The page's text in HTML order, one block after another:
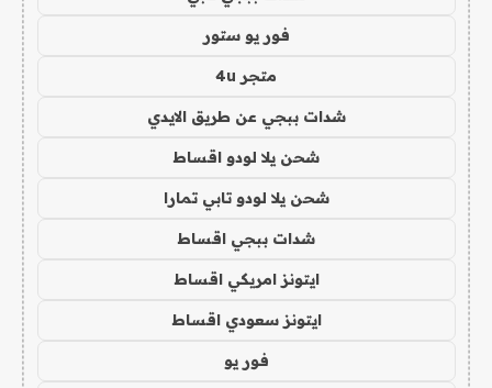
فور يو ستور
متجر 4u
شدات ببجي عن طريق الايدي
شحن يلا لودو اقساط
شحن يلا لودو تابي تمارا
شدات ببجي اقساط
ايتونز امريكي اقساط
ايتونز سعودي اقساط
فور يو